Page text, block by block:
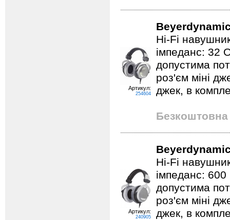
Артикул:
254604
Hi-Fi
імпеданс: 32
допустима
роз'єм міні
джек, в
Безкоштовна
Артикул:
240905
Hi-Fi
імпеданс:
допустима
роз'єм міні
джек, в